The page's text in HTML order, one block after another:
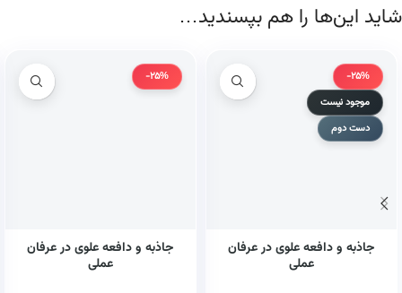
شاید این‌ها را هم بپسندید…
-25%
موجود نیست
دست دوم
جاذبه و دافعه علوی در عرفان
عملی
-25%
جاذبه و دافعه علوی در عرفان
عملی